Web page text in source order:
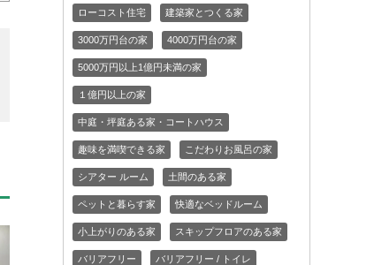
ローコスト住宅 建築家とつくる家
3000万円台の家 4000万円台の家
5000万円以上1億円未満の家
１億円以上の家
中庭・坪庭ある家・コートハウス
趣味を満喫できる家 こだわりお風呂の家
シアター ルーム 土間のある家
ペットと暮らす家 快適なベッドルーム
小上がりのある家 スキップフロアのある家
バリアフリー バリアフリー / トイレ